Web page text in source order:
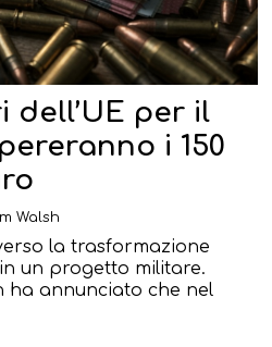
dell’UE per il
i 150
Walsh
la trasformazione
un progetto militare.
ha annunciato che nel